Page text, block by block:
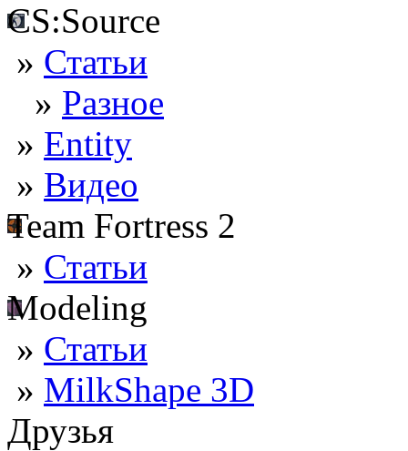
CS:Source
» Статьи
» Разное
» Entity
» Видео
Team Fortress 2
» Статьи
Modeling
» Статьи
» MilkShape 3D
Друзья